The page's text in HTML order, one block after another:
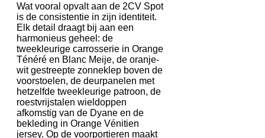
Wat vooral opvalt aan de 2CV Spot
is de consistentie in zijn identiteit.
Elk detail draagt bij aan een
harmonieus geheel: de
tweekleurige carrosserie in Orange
Ténéré en Blanc Meije, de oranje-
wit gestreepte zonneklep boven de
voorstoelen, de deurpanelen met
hetzelfde tweekleurige patroon, de
roestvrijstalen wieldoppen
afkomstig van de Dyane en de
bekleding in Orange Vénitien
jersey. Op de voorportieren maakt